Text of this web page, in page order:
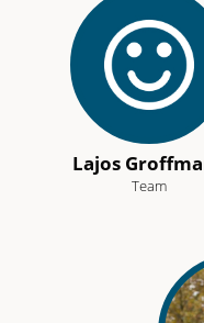
Lajos
Team